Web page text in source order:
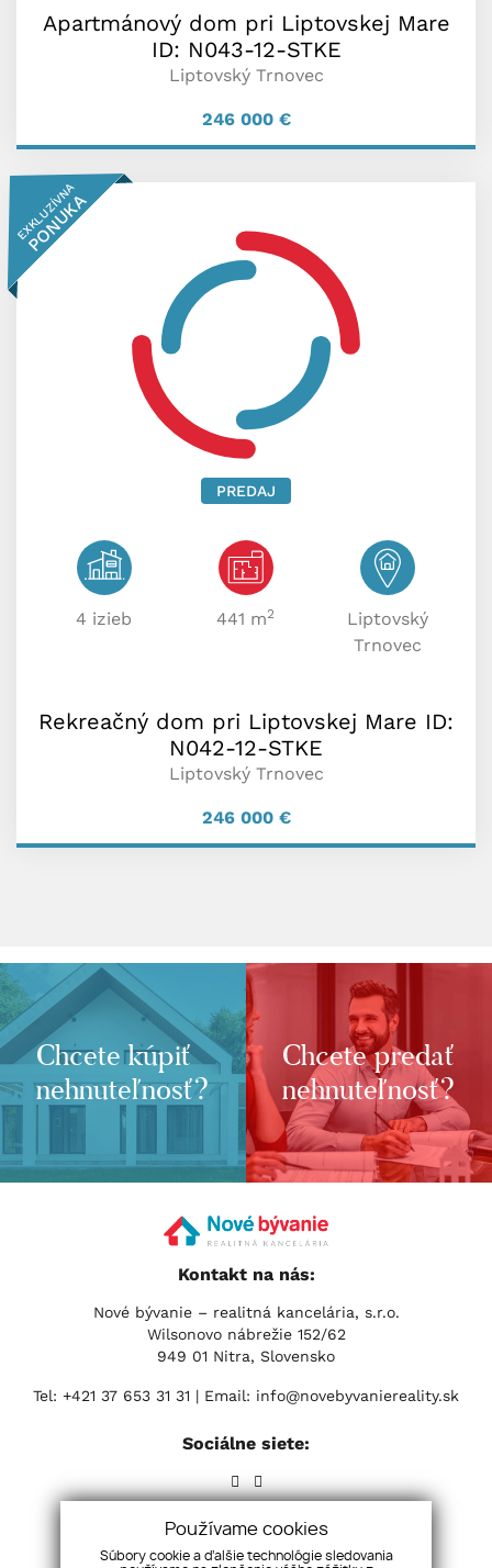
Apartmánový dom pri Liptovskej Mare
ID: N043-12-STKE
Liptovský Trnovec
246 000 €
EXKLUZÍVNA
PONUKA
PREDAJ
4 izieb 441 m2
Liptovský
Trnovec
Rekreačný dom pri Liptovskej Mare ID:
N042-12-STKE
Liptovský Trnovec
246 000 €
Chcete kúpiť
nehnuteľnosť?
Chcete predať
nehnuteľnosť?
Kontakt na nás:
Nové bývanie – realitná kancelária, s.r.o.
Wilsonovo nábrežie 152/62
949 01 Nitra, Slovensko
Tel: +421 37 653 31 31 | Email: info@novebyvaniereality.sk
Sociálne siete:
Používame cookies
Súbory cookie a ďalšie technológie sledovania